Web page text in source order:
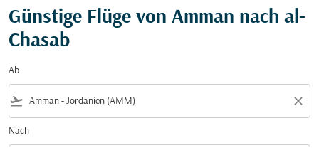
Günstige Flüge von Amman nach al-
Chasab
Ab
flight_takeoff close
Nach